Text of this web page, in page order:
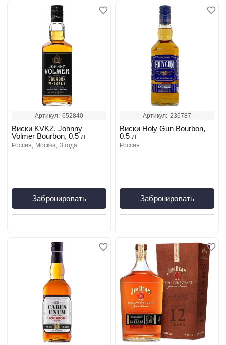
Артикул: 652840
Виски KVKZ, Johnny
Volmer Bourbon, 0.5 л
россия москва 3 года
Забронировать
Артикул: 236787
Виски Holy Gun Bourbon,
0.5 л
россия
Забронировать